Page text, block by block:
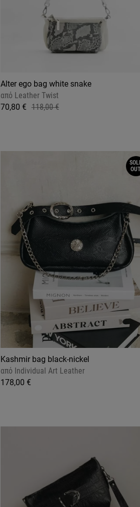
Alter ego bag white snake
από Leather Twist
70,80 € 118,00 €
Kashmir bag black-nickel
από Individual Art Leather
178,00 €